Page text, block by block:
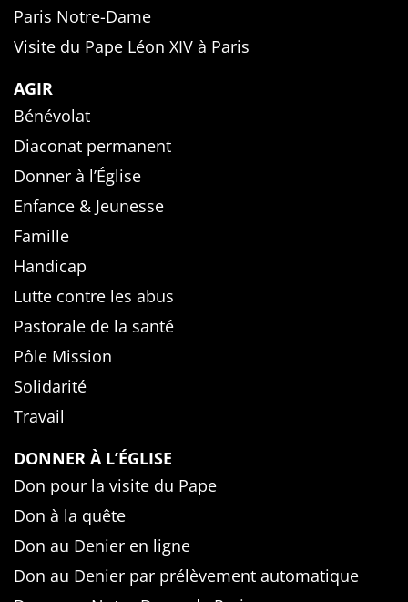
Paris Notre-Dame
Visite du Pape Léon XIV à Paris
AGIR
Bénévolat
Diaconat permanent
Donner à l’Église
Enfance & Jeunesse
Famille
Handicap
Lutte contre les abus
Pastorale de la santé
Pôle Mission
Solidarité
Travail
DONNER À L’ÉGLISE
Don pour la visite du Pape
Don à la quête
Don au Denier en ligne
Don au Denier par prélèvement automatique